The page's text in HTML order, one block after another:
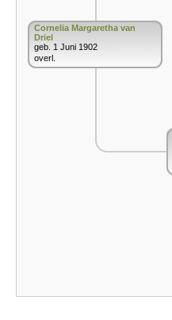
Cornelia Margaretha van
Driel
geb. 1 Juni 1902
overl.